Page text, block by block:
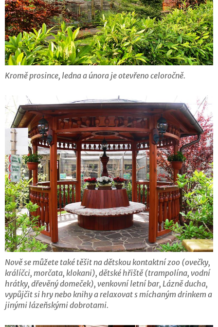
Kromě prosince, ledna a února je otevřeno celoročně.
Nově se můžete také těšit na dětskou kontaktní zoo (ovečky,
králíčci, morčata, klokani), dětské hřiště (trampolína, vodní
hrátky, dřevěný domeček), venkovní letní bar, Lázně ducha,
vypůjčit si hry nebo knihy a relaxovat s míchaným drinkem a
jinými lázeňskými dobrotami.